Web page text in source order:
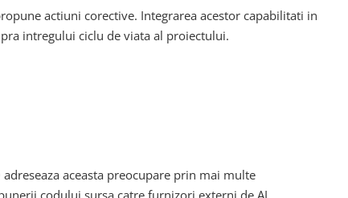
actiuni corective. Integrarea acestor capabilitati in
intregului ciclu de viata al proiectului.
adreseaza aceasta preocupare prin mai multe